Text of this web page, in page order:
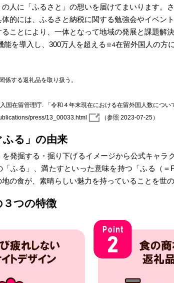
人に「ふるさと」の想いを届けてまいります
的には、ふるさと納税に関する勉強会やイベン
ことにより、一体となって地域の発展と課題
能を導入し、300万人を超える ※4在留外国人の方
する返礼品を取り扱う。
国在留管理庁. 「令和４年末現在における在留外国人数につい
press/13_00033.html
（参照 2023-07-25）
る」の由来
発掘する・掘り下げるイメージから公式キャ
「ふる」、満たすといった意味を持つ「ふる（
の食が、素晴らしい魅力を持っていることを世
３つの特徴